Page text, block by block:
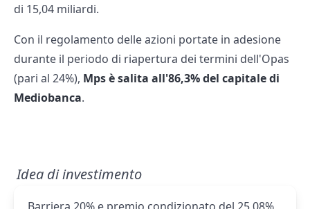
di 15,04 miliardi.
Con il regolamento delle azioni portate in adesione
durante il periodo di riapertura dei termini dell'Opas
(pari al 24%), Mps è salita all'86,3% del capitale di
Mediobanca.
Idea di investimento